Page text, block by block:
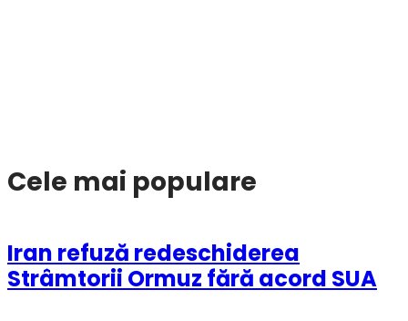
Cele mai populare
Iran refuză redeschiderea
Strâmtorii Ormuz fără acord SUA